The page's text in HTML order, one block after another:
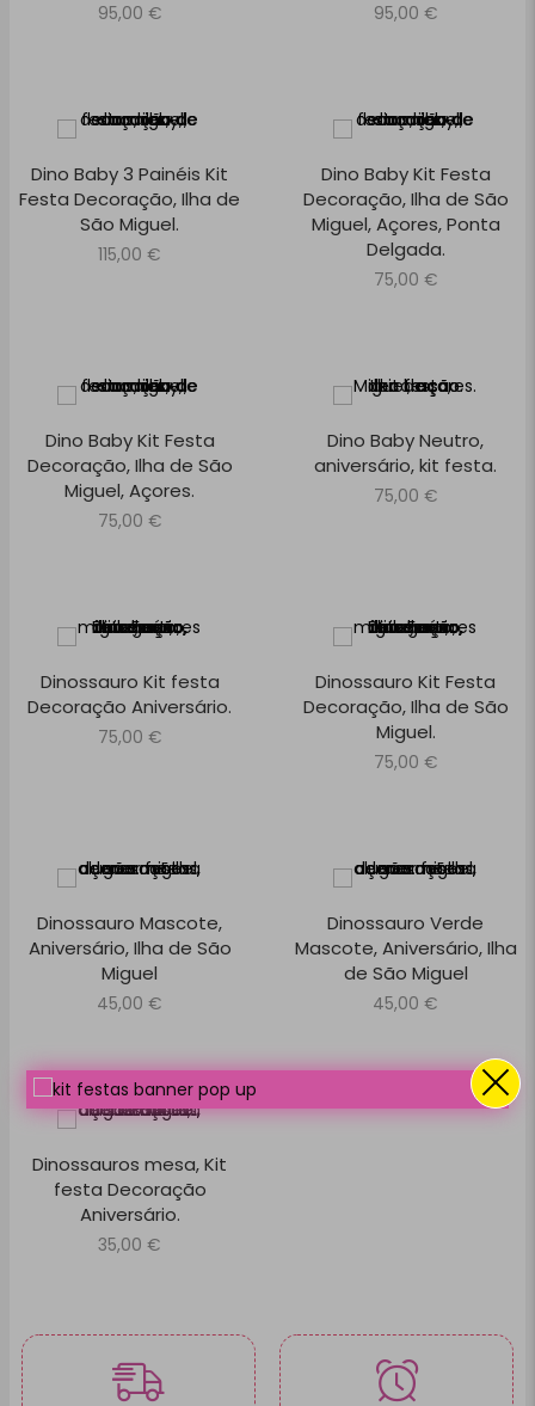
95,00 € 95,00 €
Dino Baby 3 Painéis Kit
Festa Decoração, Ilha de
São Miguel.
115,00 €
Dino Baby Kit Festa
Decoração, Ilha de São
Miguel, Açores, Ponta
Delgada.
75,00 €
Dino Baby Kit Festa
Decoração, Ilha de São
Miguel, Açores.
75,00 €
Dino Baby Neutro,
aniversário, kit festa.
75,00 €
Dinossauro Kit festa
Decoração Aniversário.
75,00 €
Dinossauro Kit Festa
Decoração, Ilha de São
Miguel.
75,00 €
Dinossauro Mascote,
Aniversário, Ilha de São
Miguel
45,00 €
Dinossauro Verde
Mascote, Aniversário, Ilha
de São Miguel
45,00 €
Dinossauros mesa, Kit
festa Decoração
Aniversário.
35,00 €